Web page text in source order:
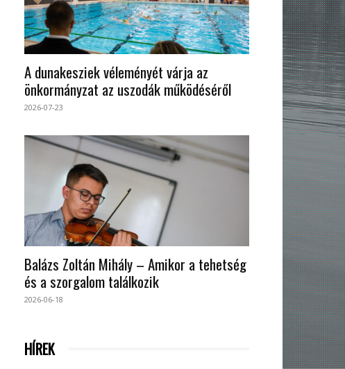
A dunakesziek véleményét várja az
önkormányzat az uszodák működéséről
2026-07-23
Balázs Zoltán Mihály – Amikor a tehetség
és a szorgalom találkozik
2026-06-18
HÍREK